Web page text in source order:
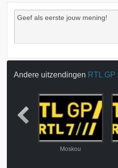
Andere uitzendingen RTL GP
Moskou